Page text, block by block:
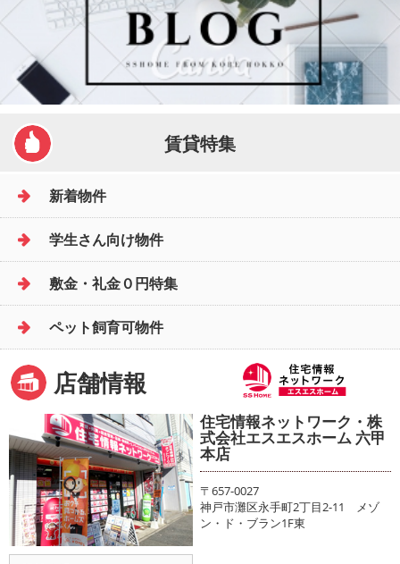
賃貸特集
新着物件
学生さん向け物件
敷金・礼金０円特集
ペット飼育可物件
店舗情報
住宅情報ネットワーク・株
式会社エスエスホーム 六甲
本店
〒657-0027
神戸市灘区永手町2丁目2-11 メゾ
ン・ド・ブラン1F東